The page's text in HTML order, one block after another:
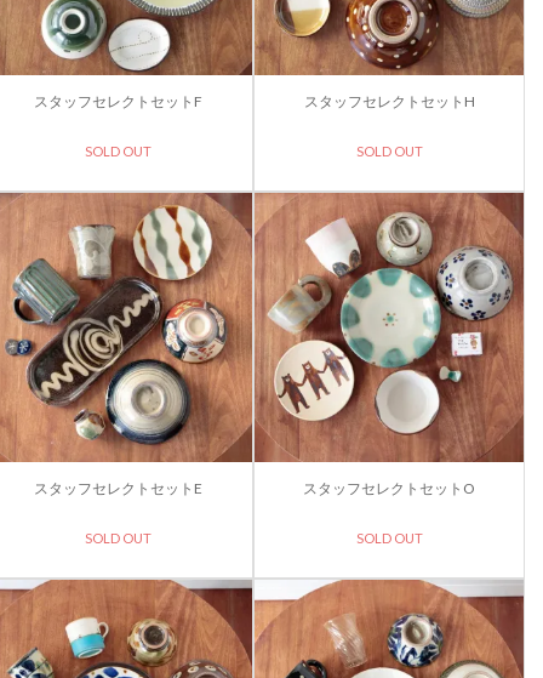
スタッフセレクトセットF
SOLD OUT
スタッフセレクトセットH
SOLD OUT
スタッフセレクトセットE
SOLD OUT
スタッフセレクトセットO
SOLD OUT